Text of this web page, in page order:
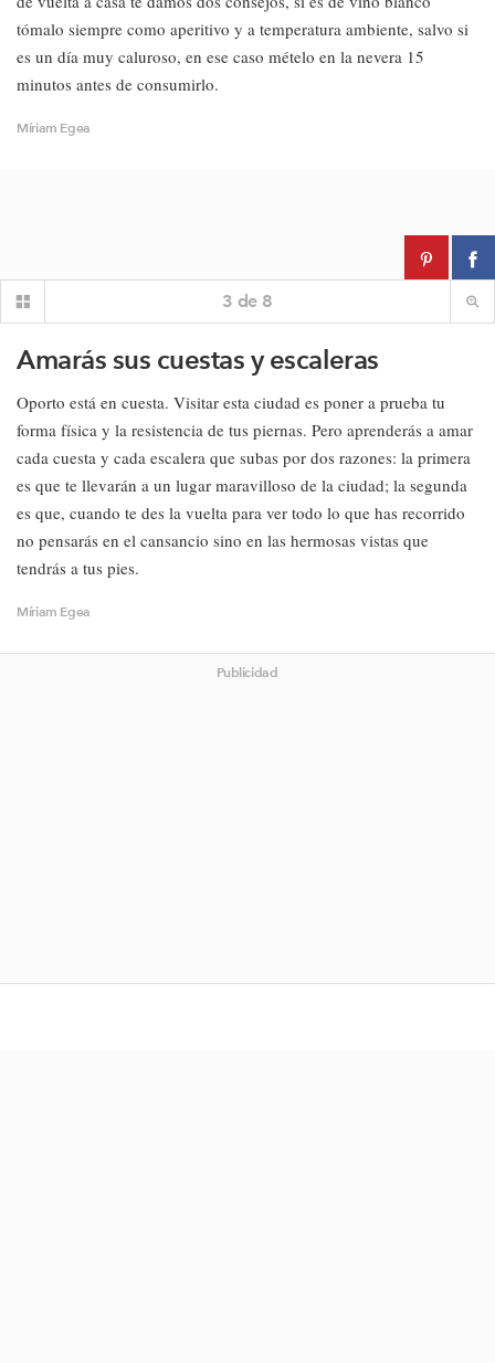
tómalo siempre como aperitivo y a temperatura ambiente, salvo si
es un día muy caluroso, en ese caso mételo en la nevera 15
minutos antes de consumirlo.
Míriam Egea
3 de 8
Amarás sus cuestas y escaleras
Oporto está en cuesta. Visitar esta ciudad es poner a prueba tu
forma física y la resistencia de tus piernas. Pero aprenderás a amar
cada cuesta y cada escalera que subas por dos razones: la primera
es que te llevarán a un lugar maravilloso de la ciudad; la segunda
es que, cuando te des la vuelta para ver todo lo que has recorrido
no pensarás en el cansancio sino en las hermosas vistas que
tendrás a tus pies.
Míriam Egea
Publicidad